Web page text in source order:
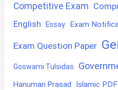
Competitive Exam
English Essay Exam
Exam Question Paper
Goswami Tulsidas
Hanuman Prasad Islamic PDF